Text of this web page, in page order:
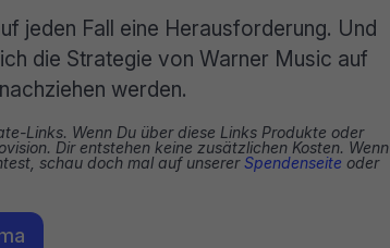
jeden Fall eine Herausforderung. Und
die Strategie von Warner Music auf
werden.
Links. Wenn Du über diese Links Produkte oder
Dir entstehen keine zusätzlichen Kosten. Wenn
schau doch mal auf unsererSpendenseite oder